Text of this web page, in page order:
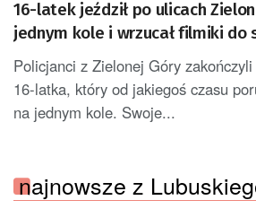
16-latek jeździł po ulicach
jednym kole i wrzucał filmiki do
Policjanci z Zielonej Góry
16-latka, który od jakiegoś czasu
na jednym kole. Swoje...
najnowsze z